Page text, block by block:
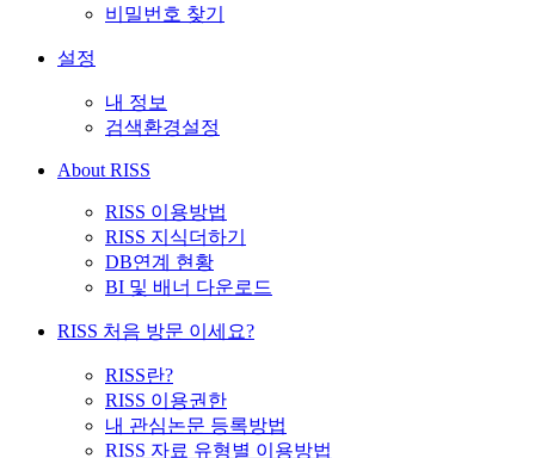
비밀번호 찾기
설정
내 정보
검색환경설정
About RISS
RISS 이용방법
RISS 지식더하기
DB연계 현황
BI 및 배너 다운로드
RISS 처음 방문 이세요?
RISS란?
RISS 이용권한
내 관심논문 등록방법
RISS 자료 유형별 이용방법